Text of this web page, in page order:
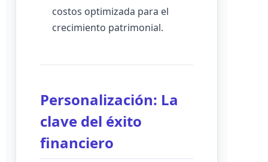
costos optimizada para el
crecimiento patrimonial.
Personalización: La
clave del éxito
financiero